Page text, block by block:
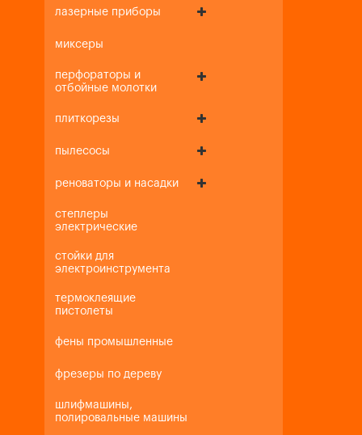
лазерные приборы
миксеры
перфораторы и
отбойные молотки
плиткорезы
пылесосы
реноваторы и насадки
степлеры
электрические
стойки для
электроинструмента
термоклеящие
пистолеты
фены промышленные
фрезеры по дереву
шлифмашины,
полировальные машины